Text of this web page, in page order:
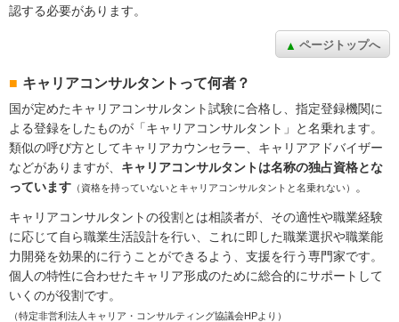
認する必要があります。
ページトップへ
キャリアコンサルタントって何者？
国が定めたキャリアコンサルタント試験に合格し、指定登録機関に
よる登録をしたものが「キャリアコンサルタント」と名乗れます。
類似の呼び方としてキャリアカウンセラー、キャリアアドバイザー
などがありますが、 キャリアコンサルタントは名称の独占資格とな
っています （資格を持っていないとキャリアコンサルタントと名乗れない） 。
キャリアコンサルタントの役割とは相談者が、その適性や職業経験
に応じて自ら職業生活設計を行い、これに即した職業選択や職業能
力開発を効果的に行うことができるよう、支援を行う専門家です。
個人の特性に合わせたキャリア形成のために総合的にサポートして
いくのが役割です。
（特定非営利法人キャリア・コンサルティング協議会HPより）